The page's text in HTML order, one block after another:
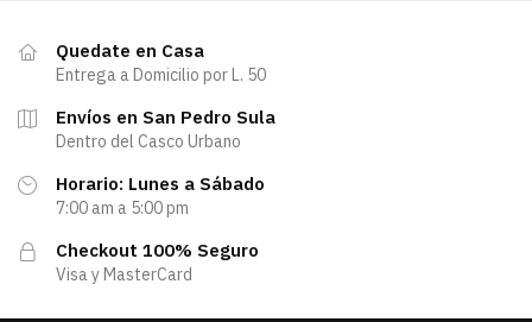
Quedate en Casa
Entrega a Domicilio por L. 50
Envíos en San Pedro Sula
Dentro del Casco Urbano
Horario: Lunes a Sábado
7:00 am a 5:00 pm
Checkout 100% Seguro
Visa y MasterCard